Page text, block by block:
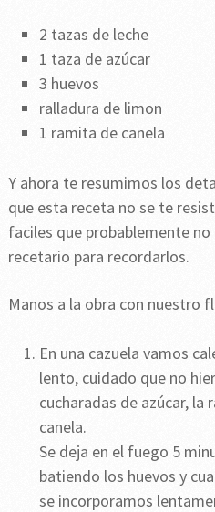
2 tazas de leche
1 taza de azúcar
3 huevos
ralladura de limon
1 ramita de canela
Y ahora te resumimos los
que esta receta no se te
faciles que probablemente
recetario para recordarlos.
Manos a la obra con nuestro
En una cazuela vamos
lento, cuidado que no
cucharadas de azúcar, la
canela.
Se deja en el fuego 5
batiendo los huevos y
se incorporamos